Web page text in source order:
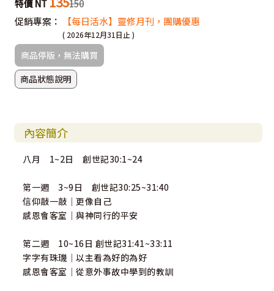
特價 NT
150
促銷專案：
【每日活水】靈修月刊，團購優惠
( 2026年12月31日止 )
商品停版，無法購買
商品狀態說明
內容簡介
八月 1~2日 創世記30:1~24
第一週 3~9日 創世記30:25~31:40
信仰敲一敲｜更像自己
感恩會客室｜與神同行的平安
第二週 10~16日 創世記31:41~33:11
字字有珠璣｜以主看為好的為好
感恩會客室｜從意外事故中學到的教訓